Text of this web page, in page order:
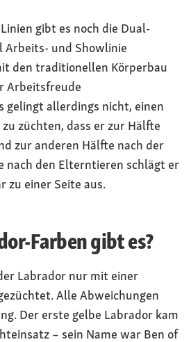
gibt es noch die Dual-
Arbeits- und Showlinie
den traditionellen Körperbau
Arbeitsfreude
gelingt allerdings nicht, einen
züchten, dass er zur Hälfte
zur anderen Hälfte nach der
nach den Elterntieren schlägt er
zu einer Seite aus.
Farben gibt es?
Labrador nur mit einer
Alle Abweichungen
Der erste gelbe Labrador kam
– sein Name war Ben of